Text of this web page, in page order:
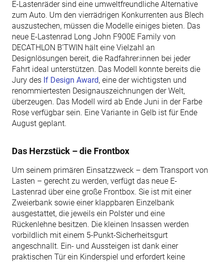
E-Lastenräder sind eine umweltfreundliche Alternative
zum Auto. Um den vierrädrigen Konkurrenten aus Blech
auszustechen, müssen die Modelle einiges bieten. Das
neue E-Lastenrad Long John F900E Family von
DECATHLON B’TWIN hält eine Vielzahl an
Designlösungen bereit, die Radfahrer:innen bei jeder
Fahrt ideal unterstützen. Das Modell konnte bereits die
Jury des If Design Award, eine der wichtigsten und
renommiertesten Designauszeichnungen der Welt,
überzeugen. Das Modell wird ab Ende Juni in der Farbe
Rose verfügbar sein. Eine Variante in Gelb ist für Ende
August geplant.
Das Herzstück – die Frontbox
Um seinem primären Einsatzzweck – dem Transport von
Lasten – gerecht zu werden, verfügt das neue E-
Lastenrad über eine große Frontbox. Sie ist mit einer
Zweierbank sowie einer klappbaren Einzelbank
ausgestattet, die jeweils ein Polster und eine
Rückenlehne besitzen. Die kleinen Insassen werden
vorbildlich mit einem 5-Punkt-Sicherheitsgurt
angeschnallt. Ein- und Aussteigen ist dank einer
praktischen Tür ein Kinderspiel und erfordert keine